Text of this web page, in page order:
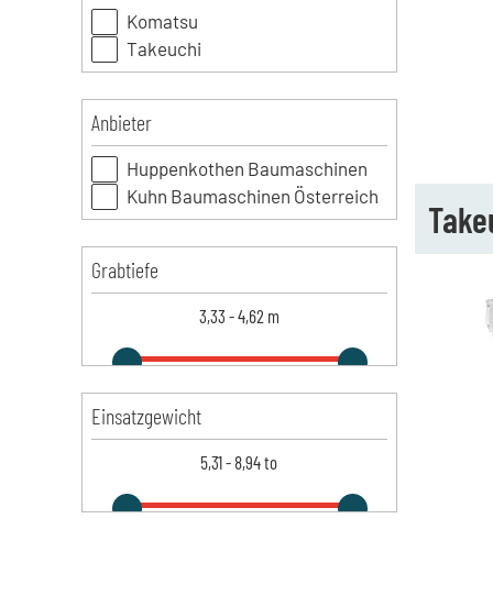
Komatsu
Takeuchi
Anbieter
Huppenkothen Baumaschinen
Kuhn Baumaschinen Österreich
Grabtiefe
3,33 -4,62 m
Einsatzgewicht
5,31- 8,94to